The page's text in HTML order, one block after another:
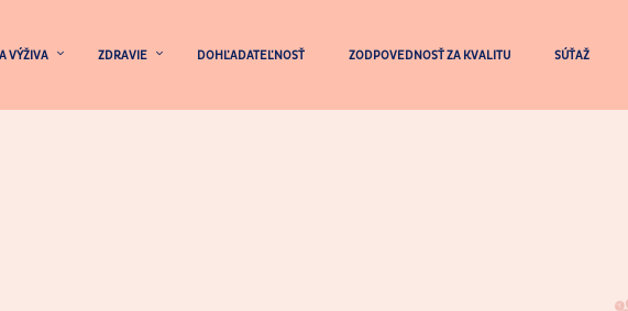
VÝŽIVA ZDRAVIE DOHĽADATEĽNOSŤ ZODPOVEDNOSŤ ZA KVALITU SÚŤAŽ